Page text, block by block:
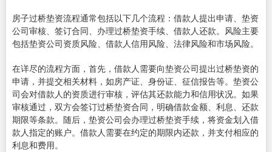
房子过桥垫资流程通常包括以下几个流程：借款人提出申请、垫资
公司审核、签订合同、办理过桥垫资手续、借款人还款。风险主要
包括垫资公司资质风险、借款人信用风险、法律风险和市场风险。
在详尽的流程方面，首先，借款人需要向垫资公司提出过桥垫资的
申请，并提交相关材料，如房产证、身份证、征信报告等。垫资公
司会对借款人的资质进行审核，评估其还款能力和信用状况。如果
审核通过，双方会签订过桥垫资合同，明确借款金额、利息、还款
期限等条款。随后，垫资公司会办理过桥垫资手续，将资金划入借
款人指定的账户。借款人需要在约定的期限内还款，并支付相应的
利息和费用。